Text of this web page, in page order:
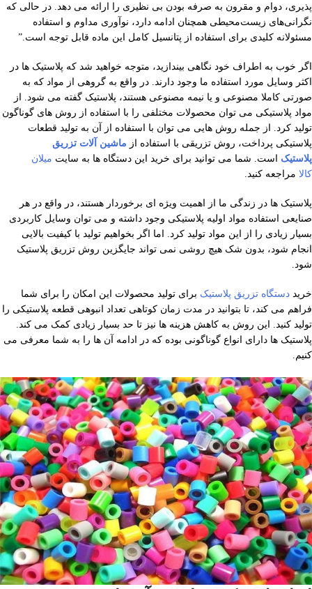
پذیری، دوام و مقرون به صرفه بودن بی نظیری را ارائه می دهد. در حالی که
نگرانی‌های زیست‌محیطی همچنان ادامه دارد، نوآوری مداوم و استفاده
مسئولانه کلیدی برای استفاده از پتانسیل کامل این ماده قابل توجه است.”
اگر خوب به اطراف خود نگاهی بیندازید، متوجه خواهید شد که پلاستیک ها در
اکثر وسایل مورد استفاده ما وجود دارند. در واقع به گروهی از مواد که به
صورتی کاملا مصنوعی و یا نیمه مصنوعی هستند، پلاستیک گفته می شود‌. از
مواد پلاستیکی می توان محصولات مختلفی را با استفاده از روش های گوناگون
تولید کرد. از جمله روش هایی می توان با استفاده از آن به تولید قطعات
پلاستیکی پرداخت، روش تزریقی با استفاده از ماشین آلات تزریق
پلاستیک است. شما می توانید برای خرید این دستگاه ها به سایت میلان
کالا مراجعه کنید.
پلاستیک ها در زندگی ما از اهمیت ویژه ای برخوردار هستند، در واقع در هر
صنایعی استفاده مواد اولیه پلاستیکی وجود داشته و می توان وسایل کاربردی
بسیار زیادی را از این مواد تولید کرد. اما اگر بخواهیم تولید با کیفیت بالایی
انجام شود، بدون شک هیچ روشی نمی تواند جایگزین روش تزریق پلاستیک
شود.
خرید دستگاه تزریق پلاستیک برای تولید محصولات این امکان را برای شما
فراهم می کند، تا بتوانید در مدت زمان کوتاهی تعداد انبوهی قطعه پلاستیکی را
تولید کنید. این روش به کاهش هزینه ها نیز تا حد بسیار زیادی کمک می کند.
پلاستیک ها دارای انواع گوناگونی بوده که در ادامه آن ها را به شما معرفی می
کنیم.